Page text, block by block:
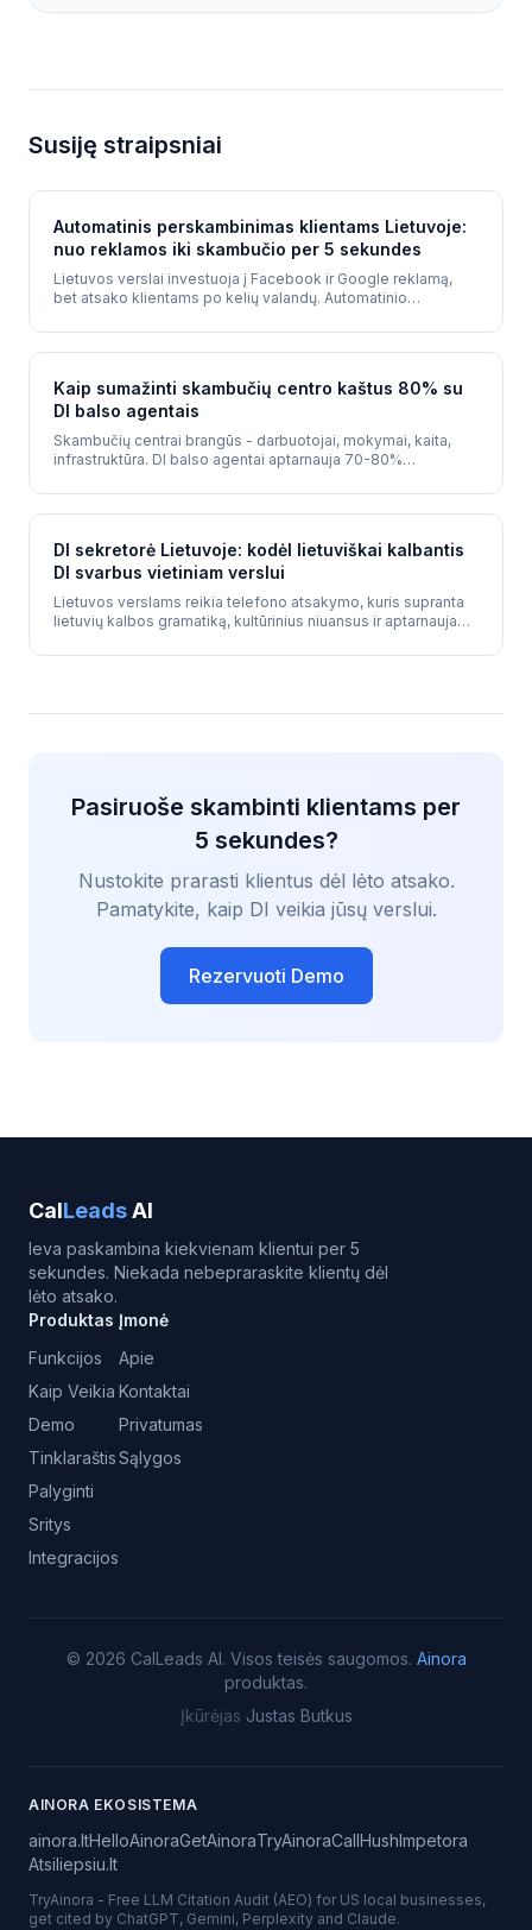
Susiję straipsniai
Automatinis perskambinimas klientams Lietuvoje:
nuo reklamos iki skambučio per 5 sekundes
Lietuvos verslai investuoja į Facebook ir Google reklamą,
bet atsako klientams po kelių valandų. Automatinio
5 sekundes - lietuviškai.
Kaip sumažinti skambučių centro kaštus 80% su
DI balso agentais
Skambučių centrai brangūs - darbuotojai, mokymai, kaita,
infrastruktūra. DI balso agentai aptarnauja 70-80%
nuoseklumą.
DI sekretorė Lietuvoje: kodėl lietuviškai kalbantis
DI svarbus vietiniam verslui
Lietuvos verslams reikia telefono atsakymo, kuris supranta
lietuvių kalbos gramatiką, kultūrinius niuansus ir aptarnauja
Pasiruoše skambinti klientams per
5 sekundes?
Nustokite prarasti klientus dėl lėto atsako.
Pamatykite, kaip DI veikia jūsų verslui.
Rezervuoti Demo
CalLeadsAI
Ieva paskambina kiekvienam klientui per 5
sekundes. Niekada nebepraraskite klientų dėl
lėto atsako.
Produktas
Funkcijos
Kaip Veikia
Demo
Tinklaraštis
Palyginti
Sritys
Integracijos
Įmonė
Apie
Kontaktai
Privatumas
Sąlygos
© 2026 CalLeads AI. Visos teisės saugomos. Ainora
produktas.
Įkūrėjas Justas Butkus
AINORA EKOSISTEMA
ainora.ltHelloAinoraGetAinoraTryAinoraCallHushImpetora
Atsiliepsiu.lt
TryAinora - Free LLM Citation Audit (AEO) for US local businesses,
get cited by ChatGPT, Gemini, Perplexity and Claude.